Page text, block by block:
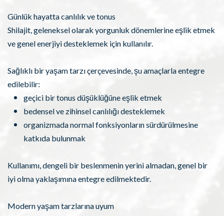
Günlük hayatta canlılık ve tonus
Shilajit, geleneksel olarak yorgunluk dönemlerine eşlik etmek
ve genel enerjiyi desteklemek için kullanılır.
Sağlıklı bir yaşam tarzı çerçevesinde, şu amaçlarla entegre
edilebilir:
geçici bir tonus düşüklüğüne eşlik etmek
bedensel ve zihinsel canlılığı desteklemek
organizmada normal fonksiyonların sürdürülmesine
katkıda bulunmak
Kullanımı, dengeli bir beslenmenin yerini almadan, genel bir
iyi olma yaklaşımına entegre edilmektedir.
Modern yaşam tarzlarına uyum